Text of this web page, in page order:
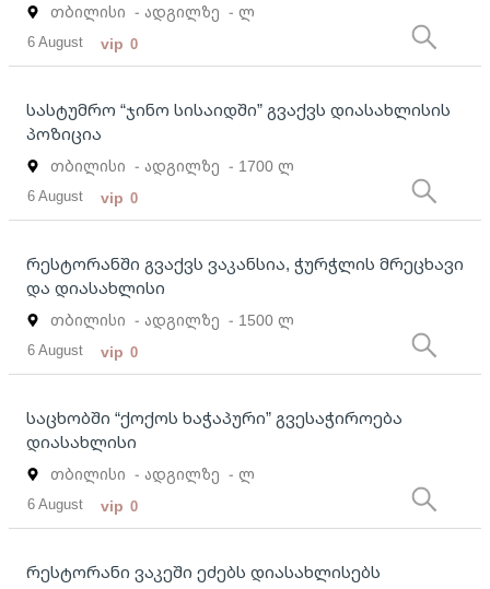
თბილისი - ადგილზე - ლ
6 August vip 0
სასტუმრო “ჯინო სისაიდში” გვაქვს დიასახლისის
პოზიცია
თბილისი - ადგილზე - 1700 ლ
6 August vip 0
რესტორანში გვაქვს ვაკანსია, ჭურჭლის მრეცხავი
და დიასახლისი
თბილისი - ადგილზე - 1500 ლ
6 August vip 0
საცხობში “ქოქოს ხაჭაპური” გვესაჭიროება
დიასახლისი
თბილისი - ადგილზე - ლ
6 August vip 0
რესტორანი ვაკეში ეძებს დიასახლისებს